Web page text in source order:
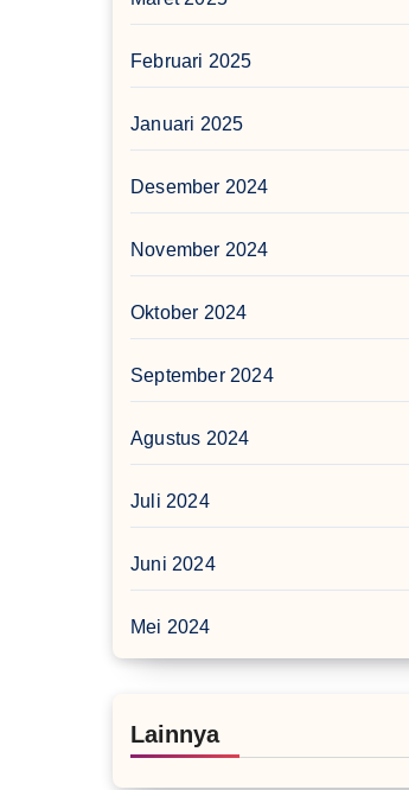
Februari 2025
Januari 2025
Desember 2024
November 2024
Oktober 2024
September 2024
Agustus 2024
Juli 2024
Juni 2024
Mei 2024
Lainnya